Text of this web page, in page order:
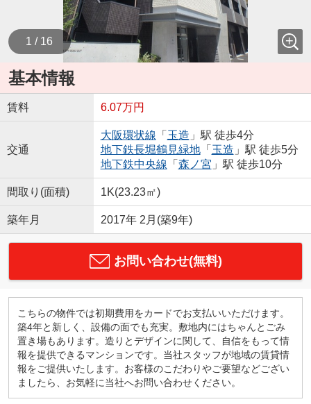
1 / 16
基本情報
賃料 6.07万円
交通
大阪環状線 「 玉造 」駅 徒歩4分
地下鉄長堀鶴見緑地「 玉造 」駅 徒歩5分
地下鉄中央線 「 森ノ宮 」駅 徒歩10分
間取り(面積) 1K(23.23㎡)
築年月 2017年 2月(築9年)
お問い合わせ(無料)
こちらの物件では初期費用をカードでお支払いいただけます。
築4年と新しく、設備の面でも充実。敷地内にはちゃんとごみ
置き場もあります。造りとデザインに関して、自信をもって情
報を提供できるマンションです。当社スタッフが地域の賃貸情
報をご提供いたします。お客様のこだわりやご要望などござい
ましたら、お気軽に当社へお問い合わせください。